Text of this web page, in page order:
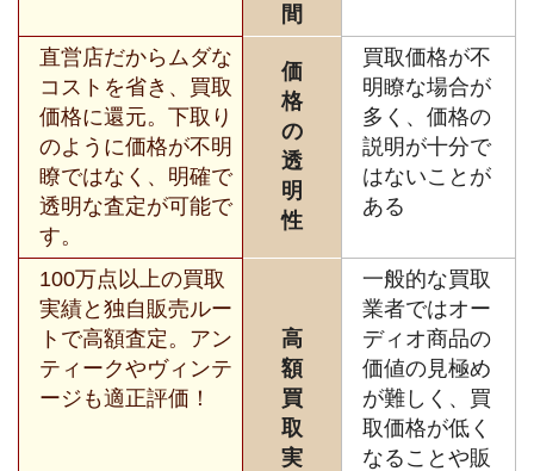
間
直営店だからムダな
コストを省き、買取
価格に還元。下取り
のように価格が不明
瞭ではなく、明確で
透明な査定が可能で
す。
価
格
の
透
明
性
買取価格が不
明瞭な場合が
多く、価格の
説明が十分で
はないことが
ある
100万点以上の買取
実績と独自販売ルー
トで高額査定。アン
ティークやヴィンテ
ージも適正評価！
高
額
買
取
実
一般的な買取
業者ではオー
ディオ商品の
価値の見極め
が難しく、買
取価格が低く
なることや販